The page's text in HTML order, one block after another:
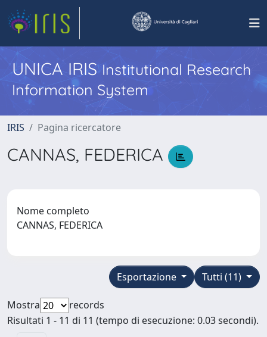
UNICA IRISInstitutional Research
Information System
IRIS Pagina ricercatore
CANNAS, FEDERICA
Nome completo
CANNAS, FEDERICA
Tutti (11)
Esportazione
Mostra
records
Risultati 1 - 11 di 11 (tempo di esecuzione: 0.03 secondi).